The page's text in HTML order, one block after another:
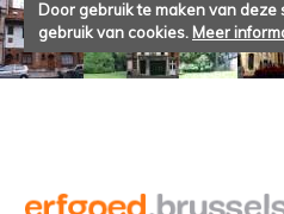
Door gebruik te maken van deze
gebruik van cookies. Meer